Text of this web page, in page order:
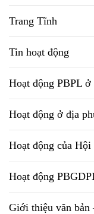
Trang Tĩnh
Tin hoạt động
Hoạt động PBPL
Hoạt động ở địa
Hoạt động của
Hoạt động
Giới thiệu văn bản